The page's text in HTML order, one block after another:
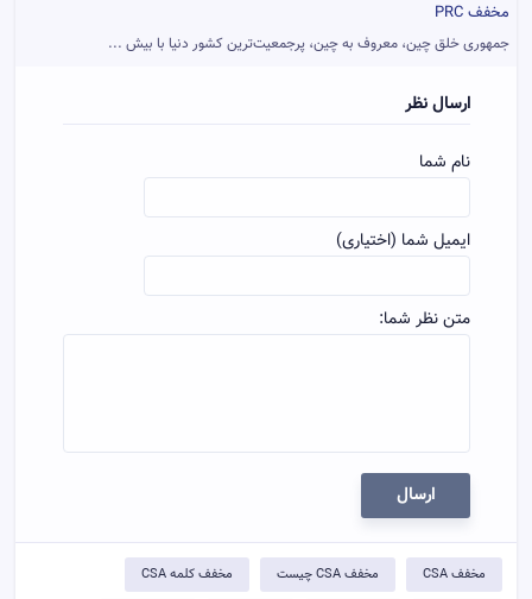
مخفف PRC
جمهوری خلق چین، معروف به چین، پرجمعیت‌ترین کشور دنیا با بیش ...
ارسال نظر
نام شما
ایمیل شما (اختیاری)
متن نظر شما:
ارسال
مخفف CSA مخفف CSA چيست مخفف کلمه CSA